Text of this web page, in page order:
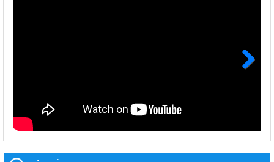
bổng, hỗ trợ của Chương trình "Tiếp sức đến trường" năm
Ngày ban hành: 22/08/2023
Triển khai Kế hoạch Triển khai các hoạt động hưởng ứng
phong trào vệ sinh yêu nước nâng cao sức khỏe nhân dân